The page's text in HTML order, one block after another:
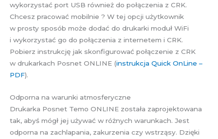
wykorzystać port USB również do połączenia z CRK.
Chcesz pracować mobilnie ? W tej opcji użytkownik
w prosty sposób może dodać do drukarki moduł WiFi
i wykorzystać go do połączenia z internetem i CRK.
Pobierz instrukcję jak skonfigurować połączenie z CRK
w drukarkach Posnet ONLINE (instrukcja Quick OnLine –
PDF).
Odporna na warunki atmosferyczne
Drukarka Posnet Temo ONLINE została zaprojektowana
tak, abyś mógł jej używać w różnych warunkach. Jest
odporna na zachlapania, zakurzenia czy wstrząsy. Dzięki